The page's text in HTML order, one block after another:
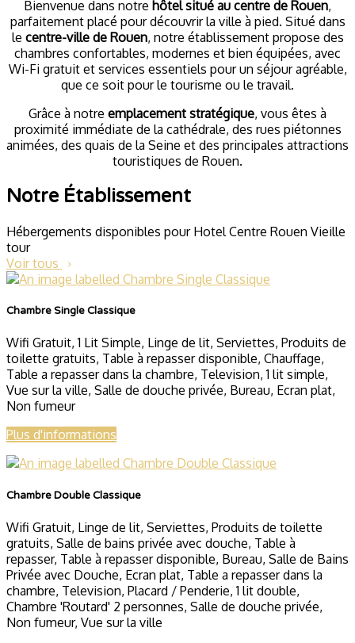
Bienvenue dans notre hôtel situé au centre de Rouen,
parfaitement placé pour découvrir la ville à pied. Situé dans
le centre-ville de Rouen, notre établissement propose des
chambres confortables, modernes et bien équipées, avec
Wi-Fi gratuit et services essentiels pour un séjour agréable,
que ce soit pour le tourisme ou le travail.
Grâce à notre emplacement stratégique, vous êtes à
proximité immédiate de la cathédrale, des rues piétonnes
animées, des quais de la Seine et des principales attractions
touristiques de Rouen.
Notre Établissement
Hébergements disponibles pour Hotel Centre Rouen Vieille
tour
Voir tous
Chambre Single Classique
Wifi Gratuit,1 Lit Simple, Linge de lit, Serviettes, Produits de
toilette gratuits, Table à repasser disponible, Chauffage,
Table a repasser dans la chambre, Television,1 lit simple,
Vue sur la ville, Salle de douche privée, Bureau, Ecran plat,
Non fumeur
Plus d'informations
Chambre Double Classique
Wifi Gratuit, Linge de lit, Serviettes, Produits de toilette
gratuits, Salle de bains privée avec douche, Table à
repasser, Table à repasser disponible, Bureau, Salle de Bains
Privée avec Douche, Ecran plat, Table a repasser dans la
chambre, Television, Placard / Penderie,1 lit double,
Chambre 'Routard' 2 personnes, Salle de douche privée,
Non fumeur, Vue sur la ville